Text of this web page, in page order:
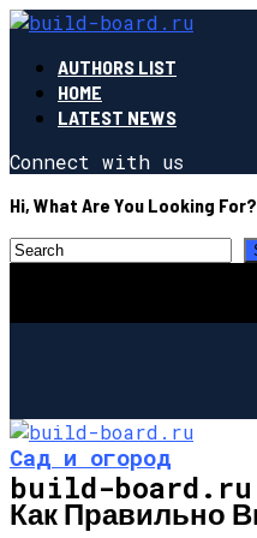
AUTHORS LIST
HOME
LATEST NEWS
Connect with us
Hi, What Are You Looking For?
build-board.ru
Сад и огород
Как Правильно